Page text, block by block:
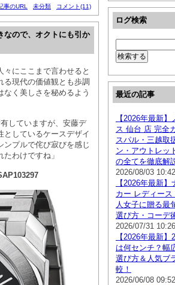
事のURL 未分類 コメント(11)
なので、オクトにも引か
にここまで言わせると
る現代の価値観とも歩調
く美しさを秘めるよう
していますが、安藤デ
としているケースデザイ
ンプルで侘び寂びを感じ
わけですね」
ログ検索
最近の記事
【2026年最新
ス 仙台 店 完全
スパル・三越取
ン・アウトレッ
の全てを徹底解
2026/08/03 10:42
【2026年最新
カー レディー
人女子に贈る最
選び方・コーデ
2026/07/31 10:26
【2026年最新
は何センチ？幅
選び方＆人気ブ
較！
2026/06/08 09:52